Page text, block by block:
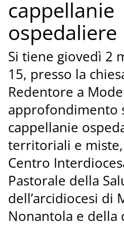
cappellanie
ospedaliere
Si tiene giovedì 2
15, presso la
Redentore a
approfondimento
cappellanie
territoriali e
Centro
Pastorale della
dell’arcidiocesi di
Nonantola e della